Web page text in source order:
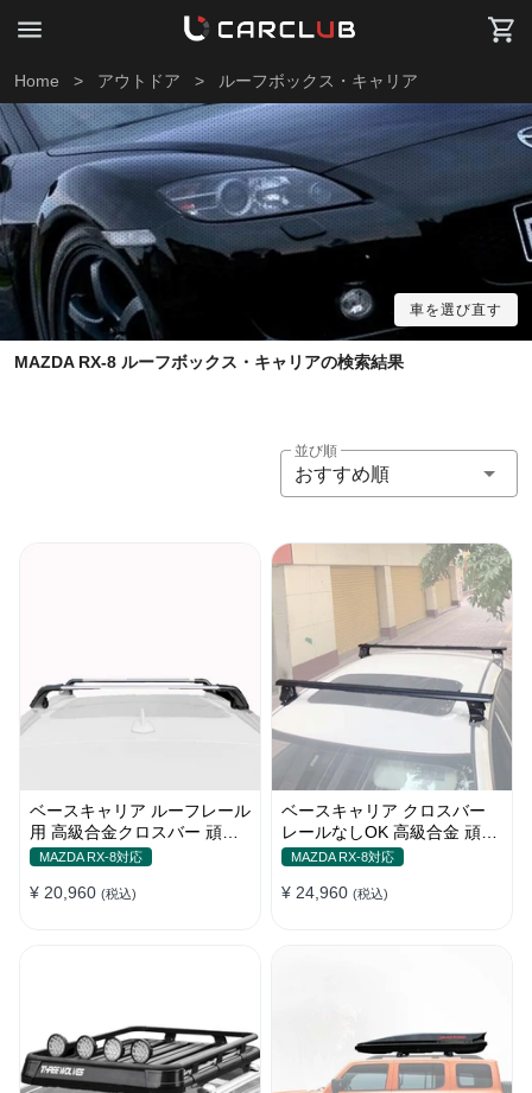
Home > アウトドア > ルーフボックス・キャリア
車を選び直す
MAZDA RX-8 ルーフボックス・キャリアの検索結果
並び順
おすすめ順
ベースキャリア ルーフレール
用 高級合金クロスバー 頑丈
ロック付き ベースラックセッ
MAZDA RX-8対応
¥ 20,960 (税込)
ベースキャリア クロスバー
レールなしOK 高級合金 頑丈
ロック付き ベースラックセッ
MAZDA RX-8対応
¥ 24,960 (税込)